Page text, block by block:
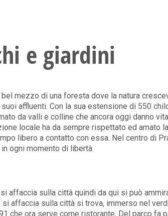
e giardini
mezzo di una foresta dove la natura
affluenti. Con la sua estensione di 550
da valli e colline che ancora oggi danno
locale ha da sempre rispettato ed amato
libero a contatto con essa. Nel centro di
ogni momento di libertà.
affaccia sulla città quindi da qui si può
affaccia sulla città si trova, immerso nel
che ora serve come ristorante. Del parco fa